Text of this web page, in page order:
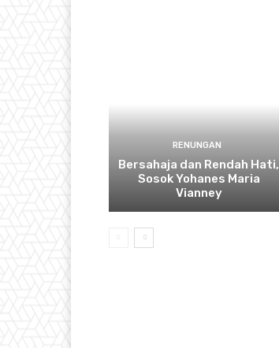
RENUNGAN
Bersahaja dan Rendah Hati,
Sosok Yohanes Maria
Vianney